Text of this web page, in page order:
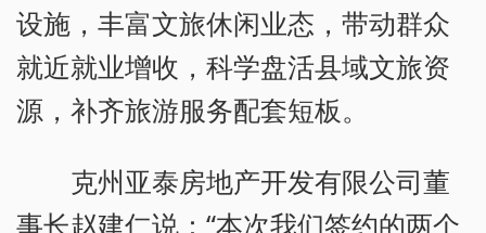
设施，丰富文旅休闲业态，带动群众
就近就业增收，科学盘活县域文旅资
源，补齐旅游服务配套短板。
克州亚泰房地产开发有限公司董
事长赵建仁说：“本次我们签约的两个